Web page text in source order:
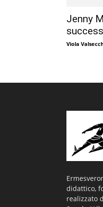
Jenny
Viola
didattico,
realizzato